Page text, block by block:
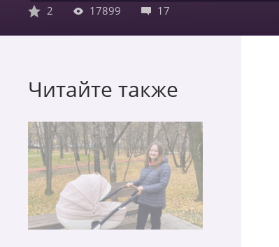
2 17899 17
Читайте также